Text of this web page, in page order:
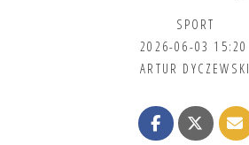
SPORT
2026-06-03 15:20
ARTUR DYCZEWSKI